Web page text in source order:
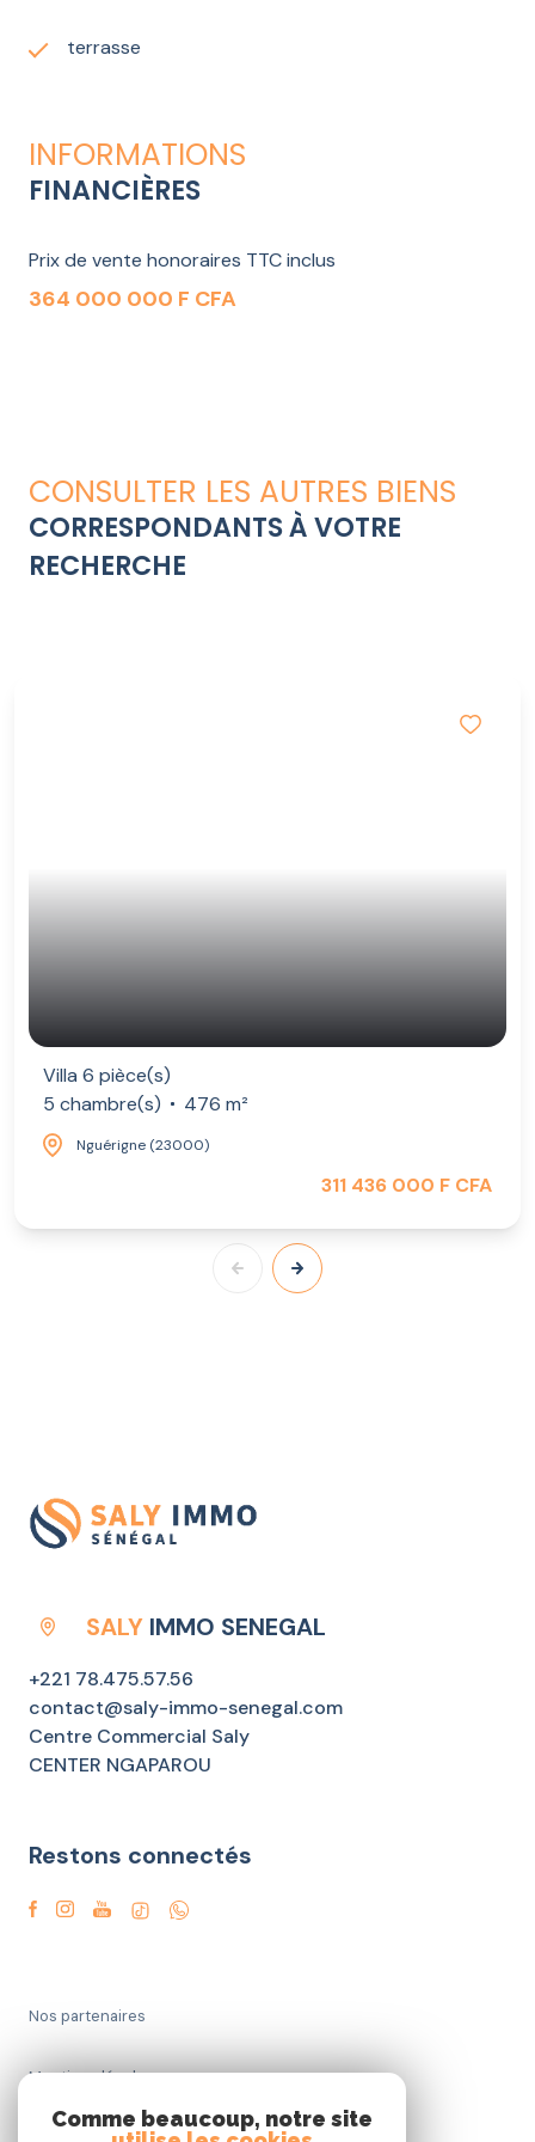
terrasse
INFORMATIONS
FINANCIÈRES
Prix de vente honoraires TTC inclus
364 000 000 F CFA
CONSULTER LES AUTRES BIENS
CORRESPONDANTS À VOTRE
RECHERCHE
Villa 6 pièce(s)
5 chambre(s)
476 m²
Nguérigne (23000)
311 436 000 F CFA
SALY IMMO SENEGAL
+221 78.475.57.56
contact@saly-immo-senegal.com
Centre Commercial Saly
CENTER NGAPAROU
Restons connectés
Nos partenaires
Mentions légales
Comme beaucoup, notre site